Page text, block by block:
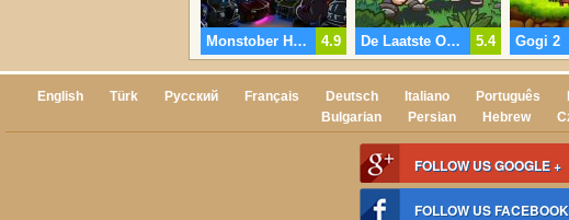
4.9
Monstober Haunted Jagen 5.4
De Laatste Overlevenden Gogi 2
English Türk Русский Français Deutsch Italiano Português
Bulgarian
Persian Hebrew
FOLLOW US GOOGLE +
FOLLOW US FACEBOOK